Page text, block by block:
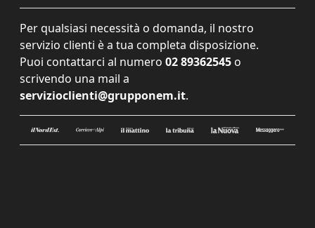
Per qualsiasi necessità o domanda, il nostro
servizio clienti è a tua completa disposizione.
Puoi contattarci al numero 02 89362545 o
scrivendo una mail a
servizioclienti@grupponem.it.